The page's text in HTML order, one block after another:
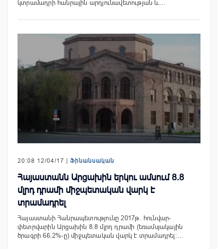
կտրամադրի հանրային արդյունավետության և…
20:08 12/04/17 | Ֆինանսական
Հայաստանն Արցախին երկու ամսում 8.8
մլրդ դրամի միջպետական վարկ է
տրամադրել
Հայաստանի Հանրապետությունը 2017թ. հունվար-
փետրվարին Արցախին 8.8 մլրդ դրամի (եռամսյակային
ծրագրի 66.2%-ը) միջպետական վարկ է տրամադրել:…